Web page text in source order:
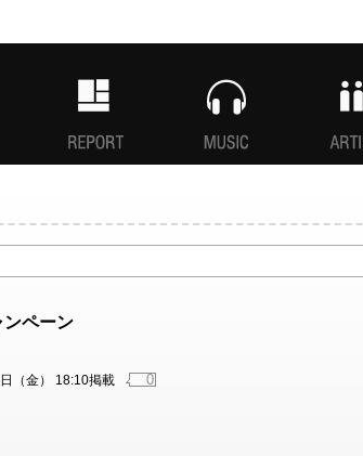
ンペーン
（金） 18:10掲載 0